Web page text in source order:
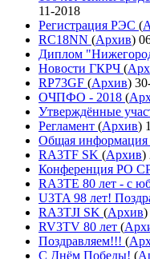
11-2018
Регистрация РЭС (
RC18NN (Архив)
Диплом
Новости ГКРЧ (
RP73GF (Архив)
ОЧПФО - 2018 (
Утверждённые
Регламент (Архив)
Общая информация
RA3TF SK (Архив)
Конференция РО
RA3TE 80 лет - с
U3TA 98 лет!
RA3TJI SK (Архив)
RV3TV 80 лет (
Поздравляем!!! (
С Днём Победы! (